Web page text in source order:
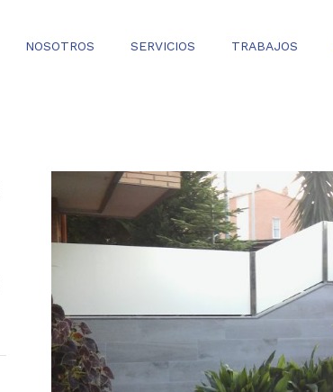
NOSOTROS SERVICIOS TRABAJOS